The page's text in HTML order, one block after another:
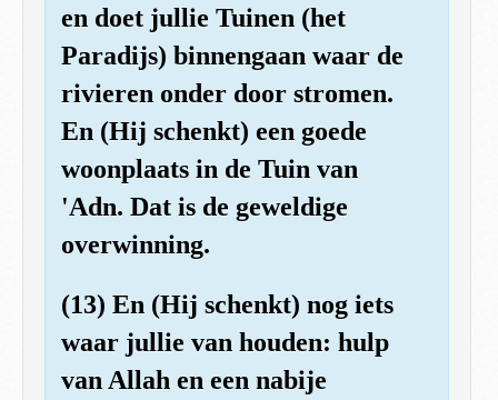
en doet jullie Tuinen (het
Paradijs) binnengaan waar de
rivieren onder door stromen.
En (Hij schenkt) een goede
woonplaats in de Tuin van
'Adn. Dat is de geweldige
overwinning.
(13) En (Hij schenkt) nog iets
waar jullie van houden: hulp
van Allah en een nabije